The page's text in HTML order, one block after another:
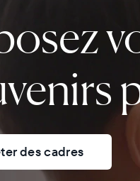
des cadres